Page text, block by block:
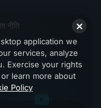
नीति
application we
services, analyze
Exercise your rights
or learn more about
Policy